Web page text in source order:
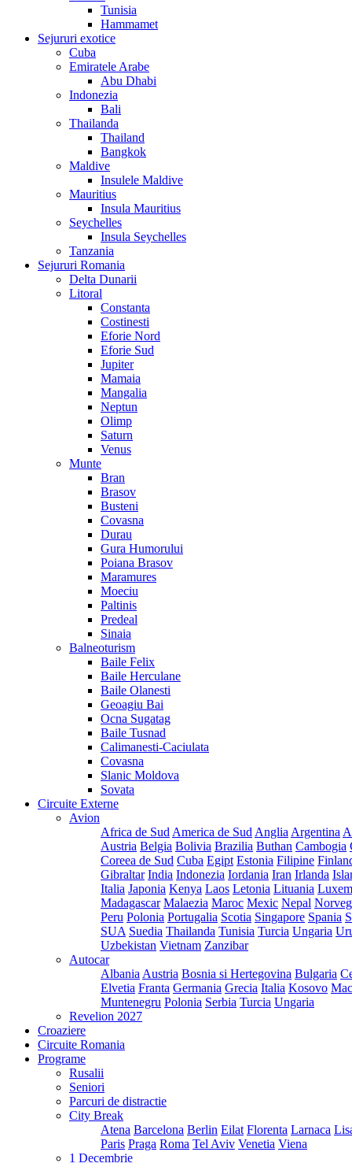
Tunisia
Hammamet
Sejururi exotice
Cuba
Emiratele Arabe
Abu Dhabi
Indonezia
Bali
Thailanda
Thailand
Bangkok
Maldive
Insulele Maldive
Mauritius
Insula Mauritius
Seychelles
Insula Seychelles
Tanzania
Sejururi Romania
Delta Dunarii
Litoral
Constanta
Costinesti
Eforie Nord
Eforie Sud
Jupiter
Mamaia
Mangalia
Neptun
Olimp
Saturn
Venus
Munte
Bran
Brasov
Busteni
Covasna
Durau
Gura Humorului
Poiana Brasov
Maramures
Moeciu
Paltinis
Predeal
Sinaia
Balneoturism
Baile Felix
Baile Herculane
Baile Olanesti
Geoagiu Bai
Ocna Sugatag
Baile Tusnad
Calimanesti-Caciulata
Covasna
Slanic Moldova
Sovata
Circuite Externe
Avion
Africa de Sud America de Sud Anglia Argentina
Austria Belgia Bolivia Brazilia Buthan Cambogia
Coreea de Sud Cuba Egipt Estonia Filipine
Gibraltar India Indonezia Iordania Iran Irlanda
Italia Japonia Kenya Laos Letonia Lituania
Madagascar Malaezia Maroc Mexic Nepal
Peru Polonia Portugalia Scotia Singapore Spania
SUA Suedia Thailanda Tunisia Turcia Ungaria
Uzbekistan Vietnam Zanzibar
Autocar
Albania Austria Bosnia si Hertegovina Bulgaria
Elvetia Franta Germania Grecia Italia Kosovo
Muntenegru Polonia Serbia Turcia Ungaria
Revelion 2027
Croaziere
Circuite Romania
Programe
Rusalii
Seniori
Parcuri de distractie
City Break
Atena Barcelona Berlin Eilat Florenta Larnaca
Paris Praga Roma Tel Aviv Venetia Viena
1 Decembrie